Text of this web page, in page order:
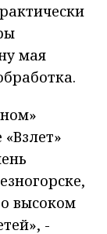
мая
высоком
-